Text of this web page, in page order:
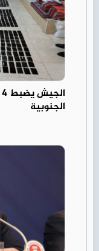
الجنوبية